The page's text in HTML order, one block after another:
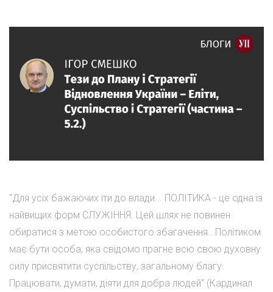
"Для усіх бажаючих іти до влади... ПОЛІТИКА - це одна із
найвищих форм СЛУЖІННЯ. Цей шлях не повинен
обиратися з метою особистого збагачення...Політиком
має бути особа, яка свідомо прагне всю свою духовну
силу присвятити суспільству, загальному благу.
Працювати, думати, діяти для добра людей" (Кардинал